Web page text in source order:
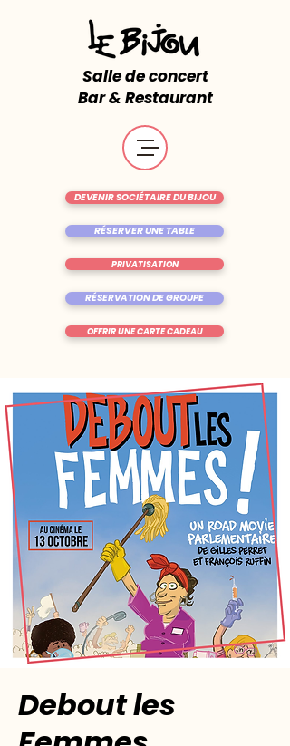
Salle de concert
Bar & Restaurant
RÉSERVER UNE TABLE
OFFRIR UNE CARTE CADEAU
DEVENIR SOCIÉTAIRE DU BIJOU
RÉSERVATION DE GROUPE
PRIVATISATION
Debout les